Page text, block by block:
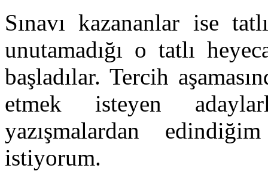
Sınavı kazananlar ise
unutamadığı o tatlı
başladılar. Tercih
etmek isteyen
yazışmalardan
istiyorum.